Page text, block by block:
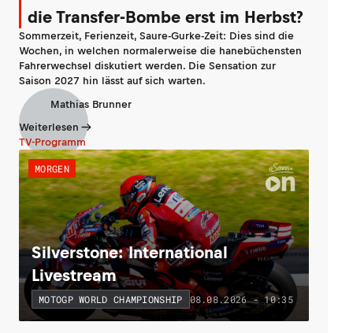
die Transfer-Bombe erst im Herbst?
Sommerzeit, Ferienzeit, Saure-Gurke-Zeit: Dies sind die
Wochen, in welchen normalerweise die hanebüchensten
Fahrerwechsel diskutiert werden. Die Sensation zur
Saison 2027 hin lässt auf sich warten.
Mathias Brunner
Weiterlesen
TV-Programm
MORGEN
Silverstone: International
Livestream
MOTOGP WORLD CHAMPIONSHIP 08.08.2026 - 10:35